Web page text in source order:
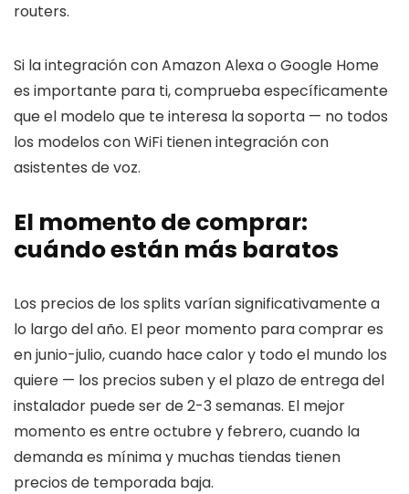
routers.
Si la integración con Amazon Alexa o Google Home
es importante para ti, comprueba específicamente
que el modelo que te interesa la soporta — no todos
los modelos con WiFi tienen integración con
asistentes de voz.
El momento de comprar:
cuándo están más baratos
Los precios de los splits varían significativamente a
lo largo del año. El peor momento para comprar es
en junio-julio, cuando hace calor y todo el mundo los
quiere — los precios suben y el plazo de entrega del
instalador puede ser de 2-3 semanas. El mejor
momento es entre octubre y febrero, cuando la
demanda es mínima y muchas tiendas tienen
precios de temporada baja.